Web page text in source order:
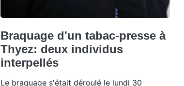
Braquage d'un tabac-presse à
Thyez: deux individus
interpellés
Le braquage s'était déroulé le lundi 30